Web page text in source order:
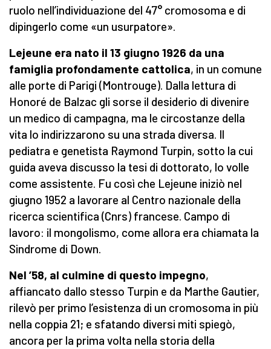
ruolo nell’individuazione del 47° cromosoma e di
dipingerlo come «un usurpatore».
Lejeune era nato il 13 giugno 1926 da una
famiglia profondamente cattolica, in un comune
alle porte di Parigi (Montrouge). Dalla lettura di
Honoré de Balzac gli sorse il desiderio di divenire
un medico di campagna, ma le circostanze della
vita lo indirizzarono su una strada diversa. Il
pediatra e genetista Raymond Turpin, sotto la cui
guida aveva discusso la tesi di dottorato, lo volle
come assistente. Fu così che Lejeune iniziò nel
giugno 1952 a lavorare al Centro nazionale della
ricerca scientifica (Cnrs) francese. Campo di
lavoro: il mongolismo, come allora era chiamata la
Sindrome di Down.
Nel ’58, al culmine di questo impegno,
affiancato dallo stesso Turpin e da Marthe Gautier,
rilevò per primo l’esistenza di un cromosoma in più
nella coppia 21; e sfatando diversi miti spiegò,
ancora per la prima volta nella storia della